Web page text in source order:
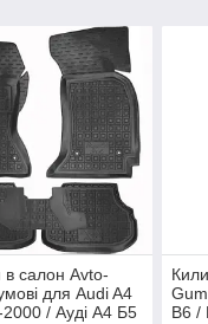
в салон Avto-
для Audi A4
/ Ауді А4 Б5
B6 /